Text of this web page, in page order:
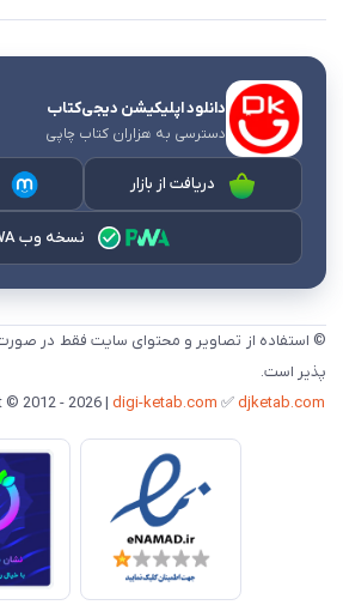
دانلود اپلیکیشن دیجی‌کتاب
دسترسی به هزاران کتاب چاپی
دریافت از بازار
نسخه وب PWA
© استفاده از تصاویر و محتوای سایت فقط در
پذیر است.
digi-ketab.com ✅djketab.com